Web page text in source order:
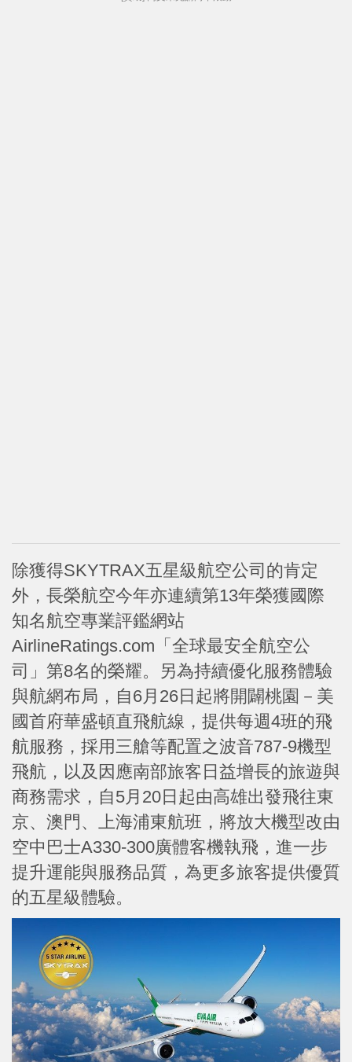
除獲得SKYTRAX五星級航空公司的肯定
外，長榮航空今年亦連續第13年榮獲國際
知名航空專業評鑑網站
AirlineRatings.com「全球最安全航空公
司」第8名的榮耀。另為持續優化服務體驗
與航網布局，自6月26日起將開闢桃園－美
國首府華盛頓直飛航線，提供每週4班的飛
航服務，採用三艙等配置之波音787-9機型
飛航，以及因應南部旅客日益增長的旅遊與
商務需求，自5月20日起由高雄出發飛往東
京、澳門、上海浦東航班，將放大機型改由
空中巴士A330-300廣體客機執飛，進一步
提升運能與服務品質，為更多旅客提供優質
的五星級體驗。